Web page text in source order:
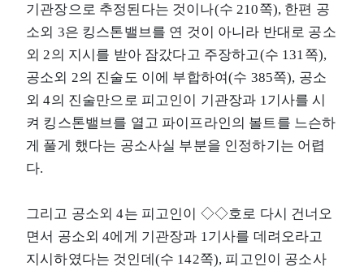
기관장으로 추정된다는 것이나(수 210쪽), 한편 공
소외 3은 킹스톤밸브를 연 것이 아니라 반대로 공소
외 2의 지시를 받아 잠갔다고 주장하고(수 131쪽),
공소외 2의 진술도 이에 부합하여(수 385쪽), 공소
외 4의 진술만으로 피고인이 기관장과 1기사를 시
켜 킹스톤밸브를 열고 파이프라인의 볼트를 느슨하
게 풀게 했다는 공소사실 부분을 인정하기는 어렵
다.
그리고 공소외 4는 피고인이 ◇◇호로 다시 건너오
면서 공소외 4에게 기관장과 1기사를 데려오라고
지시하였다는 것인데(수 142쪽), 피고인이 공소사